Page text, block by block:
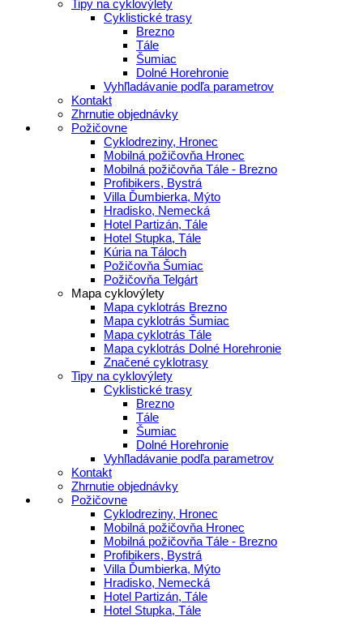
Tipy na cyklovýlety
Cyklistické trasy
Brezno
Tále
Šumiac
Dolné Horehronie
Vyhľladávanie podľa parametrov
Kontakt
Zhrnutie objednávky
Požičovne
Cyklodreziny, Hronec
Mobilná požičovňa Hronec
Mobilná požičovňa Tále - Brezno
Profibikers, Bystrá
Villa Ďumbierka, Mýto
Hradisko, Nemecká
Hotel Partizán, Tále
Hotel Stupka, Tále
Kúria na Táloch
Požičovňa Šumiac
Požičovňa Telgárt
Mapa cyklovýlety
Mapa cyklotrás Brezno
Mapa cyklotrás Šumiac
Mapa cyklotrás Tále
Mapa cyklotrás Dolné Horehronie
Značené cyklotrasy
Tipy na cyklovýlety
Cyklistické trasy
Brezno
Tále
Šumiac
Dolné Horehronie
Vyhľladávanie podľa parametrov
Kontakt
Zhrnutie objednávky
Požičovne
Cyklodreziny, Hronec
Mobilná požičovňa Hronec
Mobilná požičovňa Tále - Brezno
Profibikers, Bystrá
Villa Ďumbierka, Mýto
Hradisko, Nemecká
Hotel Partizán, Tále
Hotel Stupka, Tále